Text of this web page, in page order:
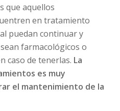
que aquellos
en tratamiento
puedan continuar y
farmacológicos o
caso de tenerlas. La
es muy
el mantenimiento de la